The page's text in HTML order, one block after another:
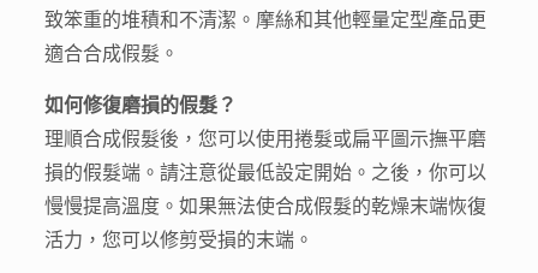
致笨重的堆積和不清潔。摩絲和其他輕量定型產品更
適合合成假髮。
如何修復磨損的假髮？
理順合成假髮後，您可以使用捲髮或扁平圖示撫平磨
損的假髮端。請注意從最低設定開始。之後，你可以
慢慢提高溫度。如果無法使合成假髮的乾燥末端恢復
活力，您可以修剪受損的末端。